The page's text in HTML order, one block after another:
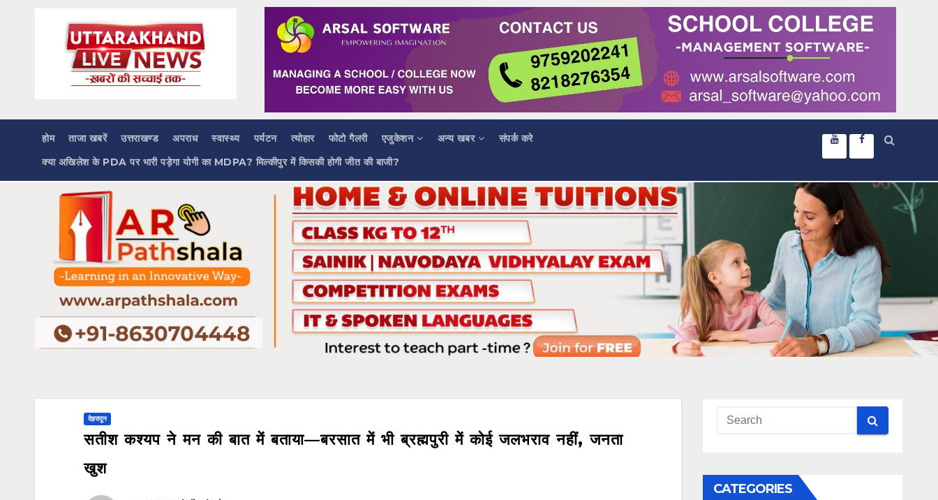
होम ताजा खबरें उत्तराखण्ड अपराध स्वास्थ्य पर्यटन त्योहार फोटो गैलरी एजुकेशन अन्य खबर
संपर्क करे
क्या अखिलेश के PDA पर भारी पड़ेगा योगी का MDPA? मिल्कीपुर में किसकी होगी जीत की बाजी?
देहरादून
सतीश कश्यप ने मन की बात में बताया—बरसात में भी ब्रह्मपुरी में कोई जलभराव नहीं, जनता
खुश
CATEGORIES